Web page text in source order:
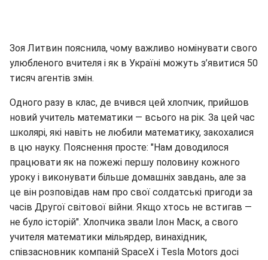
Зоя Литвин пояснила, чому важливо номінувати свого
улюбленого вчителя і як в Україні можуть з’явитися 50
тисяч агентів змін.
Одного разу в клас, де вчився цей хлопчик, прийшов
новий учитель математики — всього на рік. За цей час
школярі, які навіть не любили математику, закохалися
в цю науку. Пояснення просте: "Нам доводилося
працювати як на пожежі першу половину кожного
уроку і виконувати більше домашніх завдань, але за
це він розповідав нам про свої солдатські пригоди за
часів Другої світової війни. Якщо хтось не встигав —
не було історій". Хлопчика звали Ілон Маск, а свого
учителя математики мільярдер, винахідник,
співзасновник компаній SpaceX і Tesla Motors досі